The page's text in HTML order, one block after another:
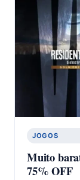
JOGOS
Muito
75% OFF